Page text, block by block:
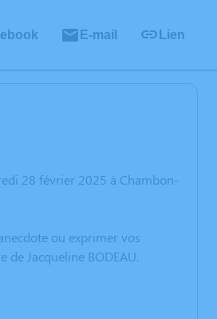
E-mail Lien
28 février 2025 à Chambon-
ou exprimer vos
Jacqueline BODEAU.